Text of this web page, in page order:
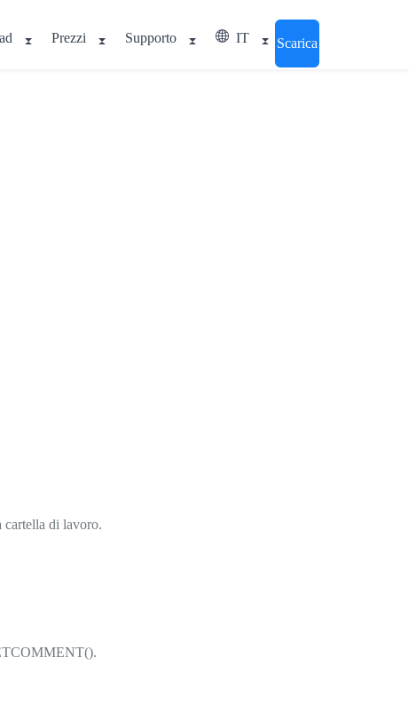
Prezzi Supporto IT Scarica
di lavoro.